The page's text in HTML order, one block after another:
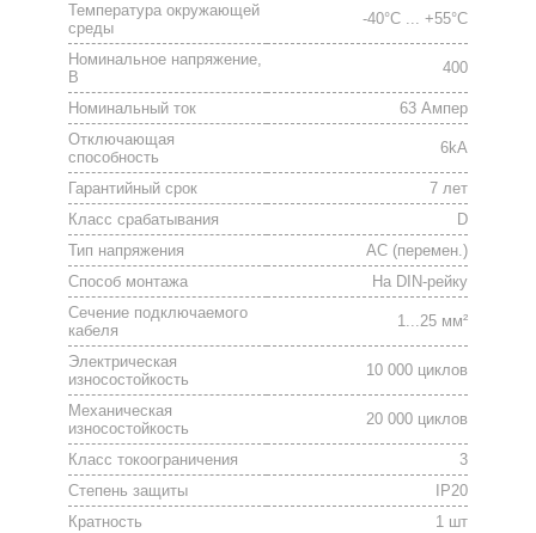
Температура окружающей
среды
-40°C ... +55°C
Номинальное напряжение,
В
400
Номинальный ток
63 Ампер
Отключающая
способность
6kA
Гарантийный срок
7 лет
Класс срабатывания
D
Тип напряжения
АС (перемен.)
Способ монтажа
На DIN-рейку
Сечение подключаемого
кабеля
1...25 мм²
Электрическая
износостойкость
10 000 циклов
Механическая
износостойкость
20 000 циклов
Класс токоограничения
3
Степень защиты
IP20
Кратность
1 шт